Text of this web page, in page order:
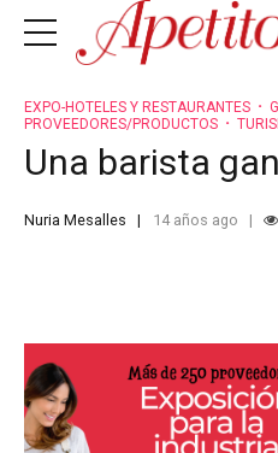
EXPO-HOTELES Y RESTAURANTES
PROVEEDORES/PRODUCTOS
Una barista
Nuria Mesalles 14 años ago